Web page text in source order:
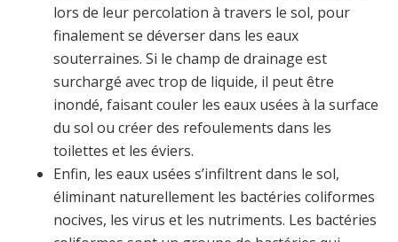
lors de leur percolation à travers le sol, pour
finalement se déverser dans les eaux
souterraines. Si le champ de drainage est
surchargé avec trop de liquide, il peut être
inondé, faisant couler les eaux usées à la surface
du sol ou créer des refoulements dans les
toilettes et les éviers.
Enfin, les eaux usées s’infiltrent dans le sol,
éliminant naturellement les bactéries coliformes
nocives, les virus et les nutriments. Les bactéries